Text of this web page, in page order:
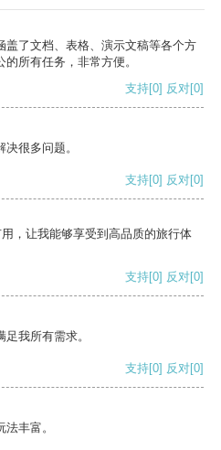
盖了文档、表格、演示文稿等各个方
所有任务，非常方便。
支持[0] 反对[0]
很多问题。
支持[0] 反对[0]
，让我能够享受到高品质的旅行体
支持[0] 反对[0]
我所有需求。
支持[0] 反对[0]
丰富。